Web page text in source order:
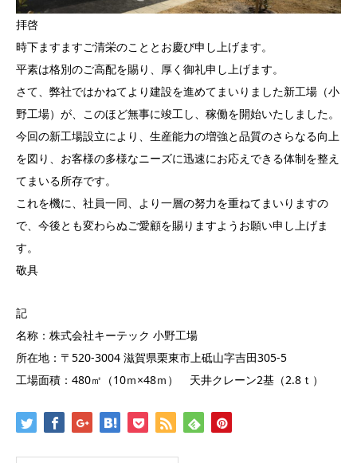
拝啓
​時下ますますご清栄のこととお慶び申し上げます。
平素は格別のご高配を賜り、厚く御礼申し上げます。
​さて、弊社ではかねてより建設を進めてまいりました新工場（小
野工場）が、このほど無事に竣工し、稼働を開始いたしました。
​今回の新工場設立により、生産能力の増強と品質のさらなる向上
を図り、お客様の多様なニーズに迅速にお応えできる体制を整え
てまいる所存です。
​これを機に、社員一同、より一層の努力を重ねてまいりますの
で、今後とも変わらぬご愛顧を賜りますようお願い申し上げま
す。
​敬具
​記
​名称：株式会社キーテック 小野工場
​所在地：〒520-3004 滋賀県栗東市上砥山字吉田305-5
工場面積：480㎡（10ｍ×48ｍ） 天井クレーン2基（2.8ｔ）